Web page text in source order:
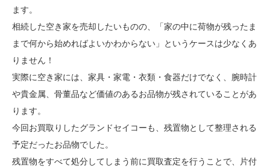
ます。
相続した空き家を売却したいものの、「家の中に荷物が残ったま
まで何から始めればよいかわからない」というケースは少なくあ
りません！
実際に空き家には、家具・家電・衣類・食器だけでなく、腕時計
や貴金属、骨董品など価値のあるお品物が残されていることがあ
ります。
今回お買取りしたグランドセイコーも、残置物として整理される
予定だったお品物でした。
残置物をすべて処分してしまう前に買取査定を行うことで、片付